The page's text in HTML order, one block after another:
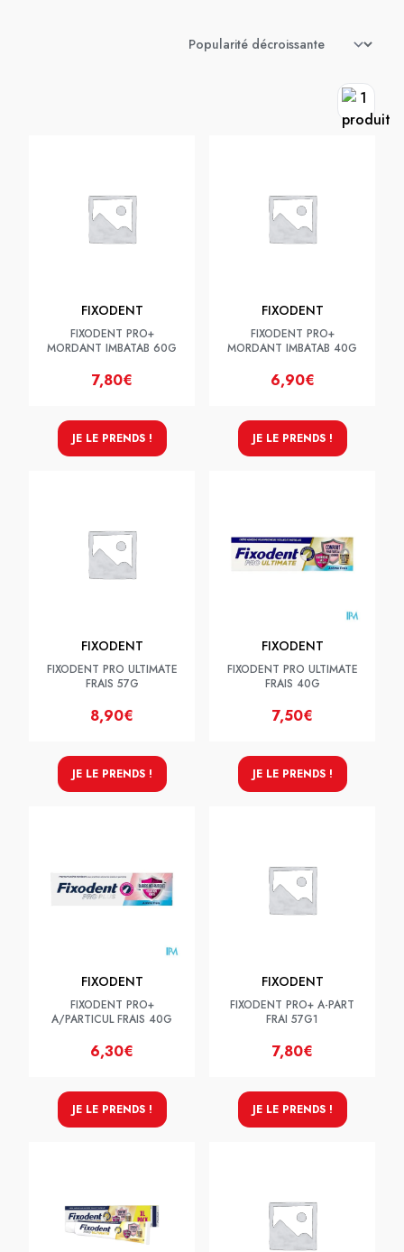
FIXODENT
FIXODENT PRO+
MORDANT IMBATAB 60G
7,80€
JE LE PRENDS !
FIXODENT
FIXODENT PRO+
MORDANT IMBATAB 40G
6,90€
JE LE PRENDS !
FIXODENT
FIXODENT PRO ULTIMATE
FRAIS 57G
8,90€
JE LE PRENDS !
FIXODENT
FIXODENT PRO ULTIMATE
FRAIS 40G
7,50€
JE LE PRENDS !
FIXODENT
FIXODENT PRO+
A/PARTICUL FRAIS 40G
6,30€
JE LE PRENDS !
FIXODENT
FIXODENT PRO+ A-PART
FRAI 57G1
7,80€
JE LE PRENDS !